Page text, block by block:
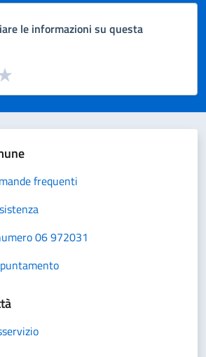
le informazioni su questa
la pagina
5 stelle su 5
4 stelle su 5
su 5
su 5
5
frequenti
06 972031